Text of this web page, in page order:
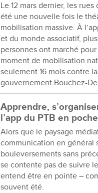
Le 12 mars dernier, les
été une nouvelle fois le
mobilisation massive. À
et du monde associatif,
personnes ont marché
moment de mobilisation
seulement 16 mois contre
gouvernement Bouchez-De
Apprendre,
l’app du PTB en poche
Alors que le paysage
communication en général
bouleversements sans
se contente pas de suivre
entend être en pointe –
souvent été.